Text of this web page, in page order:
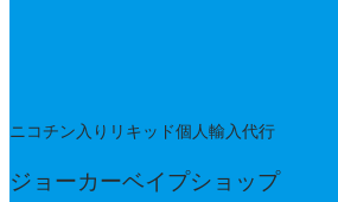
ニコチン入りリキッド個人輸入代行
ジョーカーベイプショップ